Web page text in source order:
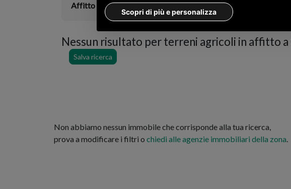
Affitto
Nessun risultato perterreni agricoli in affitto
Salva ricerca
Non abbiamo nessun immobile che corrisponde alla tua ricerca,
prova a modificare i filtri o chiedi alle agenzie immobiliari della zona.
Scopri di più e personalizza